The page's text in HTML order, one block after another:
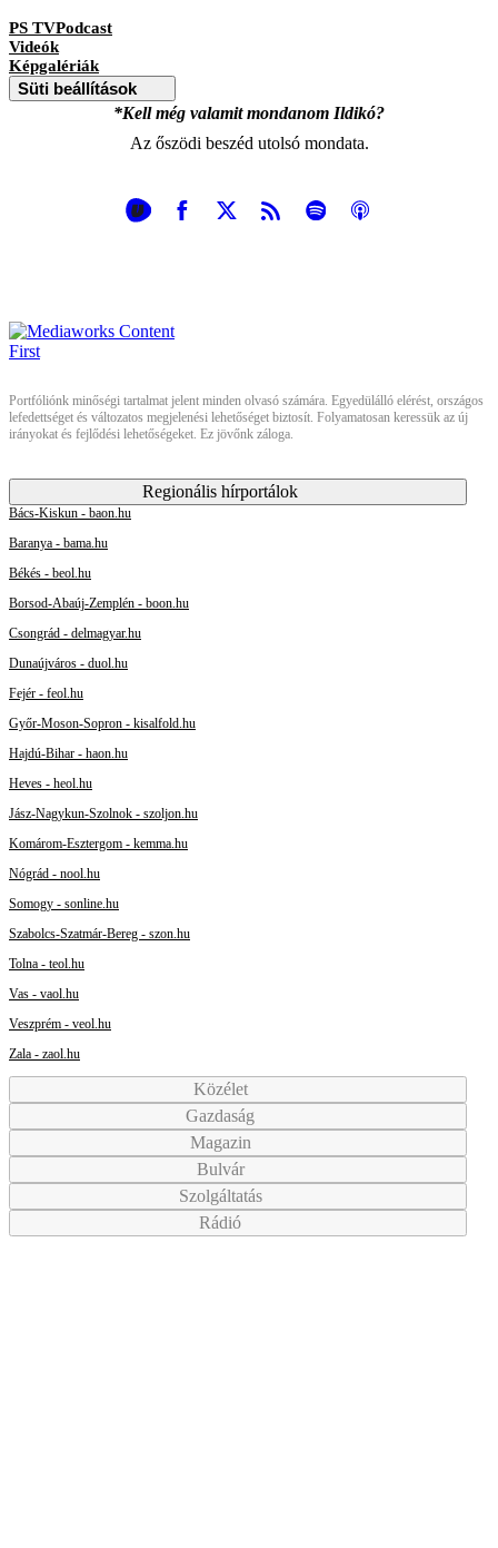
PS TVPodcast
Videók
Képgalériák
Süti beállítások
*Kell még valamit mondanom Ildikó?
Az őszödi beszéd utolsó mondata.
Portfóliónk minőségi tartalmat jelent minden olvasó számára. Egyedülálló elérést, országos
lefedettséget és változatos megjelenési lehetőséget biztosít. Folyamatosan keressük az új
irányokat és fejlődési lehetőségeket. Ez jövőnk záloga.
Regionális hírportálok
Bács-Kiskun - baon.hu
Baranya - bama.hu
Békés - beol.hu
Borsod-Abaúj-Zemplén - boon.hu
Csongrád - delmagyar.hu
Dunaújváros - duol.hu
Fejér - feol.hu
Győr-Moson-Sopron - kisalfold.hu
Hajdú-Bihar - haon.hu
Heves - heol.hu
Jász-Nagykun-Szolnok - szoljon.hu
Komárom-Esztergom - kemma.hu
Nógrád - nool.hu
Somogy - sonline.hu
Szabolcs-Szatmár-Bereg - szon.hu
Tolna - teol.hu
Vas - vaol.hu
Veszprém - veol.hu
Zala - zaol.hu
Közélet
Gazdaság
Magazin
Bulvár
Szolgáltatás
Rádió